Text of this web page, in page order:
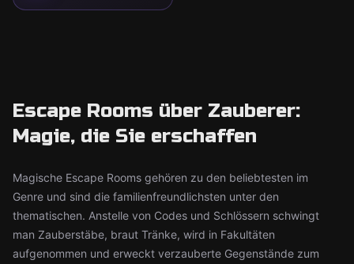
Escape Rooms über Zauberer:
Magie, die Sie erschaffen
Magische Escape Rooms gehören zu den beliebtesten im
Genre und sind die familienfreundlichsten unter den
thematischen. Anstelle von Codes und Schlössern schwingt
man Zauberstäbe, braut Tränke, wird in Fakultäten
aufgenommen und erweckt verzauberte Gegenstände zum